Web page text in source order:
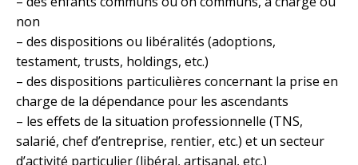
non
– des dispositions ou libéralités (adoptions,
testament, trusts, holdings, etc.)
– des dispositions particulières concernant la prise en
charge de la dépendance pour les ascendants
– les effets de la situation professionnelle (TNS,
salarié, chef d’entreprise, rentier, etc.) et un secteur
d’activité particulier (libéral, artisanal, etc.)